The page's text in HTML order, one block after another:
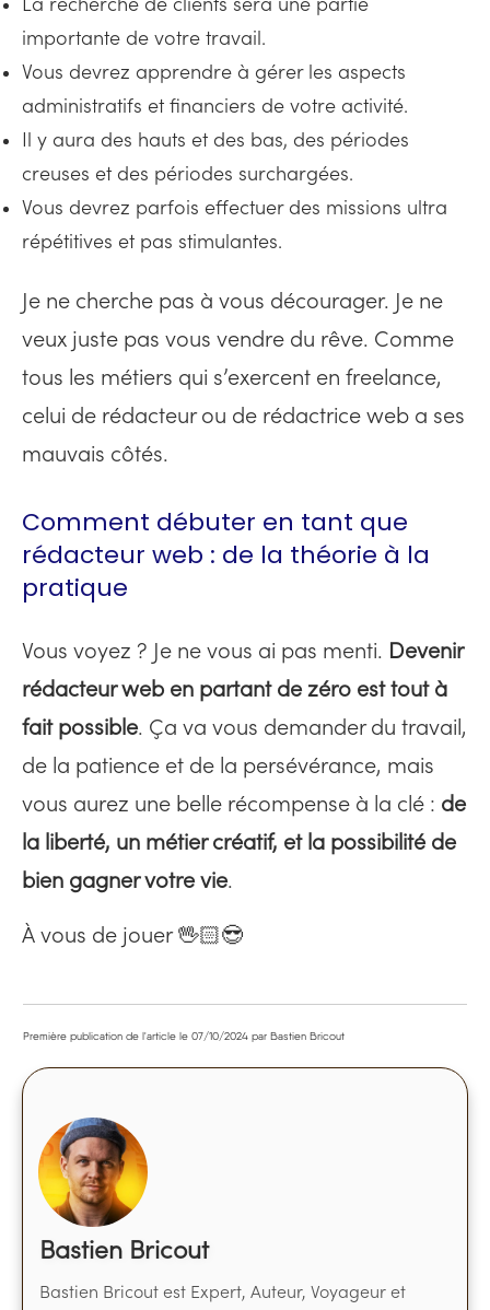
importante de votre travail.
Vous devrez apprendre à gérer les aspects
administratifs et financiers de votre activité.
Il y aura des hauts et des bas, des périodes
creuses et des périodes surchargées.
Vous devrez parfois effectuer des missions ultra
répétitives et pas stimulantes.
Je ne cherche pas à vous décourager. Je ne
veux juste pas vous vendre du rêve. Comme
tous les métiers qui s’exercent en freelance,
celui de rédacteur ou de rédactrice web a ses
mauvais côtés.
Comment débuter en tant que
rédacteur web : de la théorie à la
pratique
Vous voyez ? Je ne vous ai pas menti. Devenir
rédacteur web en partant de zéro est tout à
fait possible. Ça va vous demander du travail,
de la patience et de la persévérance, mais
vous aurez une belle récompense à la clé : de
la liberté, un métier créatif, et la possibilité de
bien gagner votre vie.
À vous de jouer 🖖🏻😎
Première publication de l'article le 07/10/2024 par Bastien Bricout
Bastien Bricout
Bastien Bricout est Expert, Auteur, Voyageur et